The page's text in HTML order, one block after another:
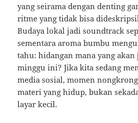
yang seirama dengan denting
ritme yang tidak bisa
Budaya lokal jadi soundtrack
sementara aroma bumbu
tahu: hidangan mana yang
minggu ini? Jika kita sedang
media sosial, momen
materi yang hidup, bukan
layar kecil.